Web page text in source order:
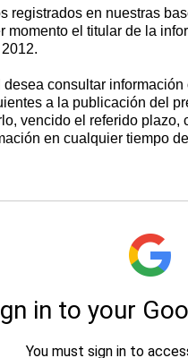
registrados en nuestras
momento el titular de la
desea consultar
a la publicación del
vencido el referido
en cualquier tiempo